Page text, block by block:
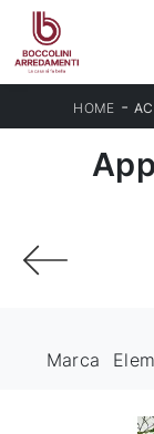
HOME -
Marca